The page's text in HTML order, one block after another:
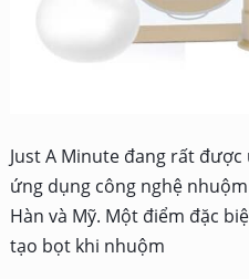
Just A Minute đang rất
ứng dụng công nghệ
Hàn và Mỹ. Một điểm đặc
tạo bọt khi nhuộm